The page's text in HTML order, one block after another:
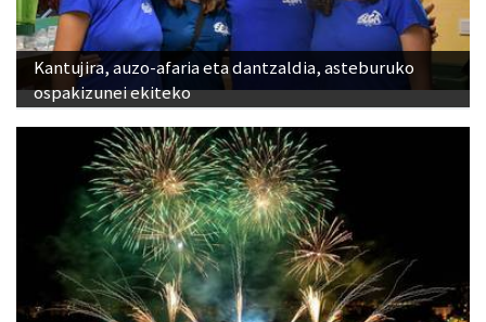
Kantujira, auzo-afaria eta dantzaldia, asteburuko
ospakizunei ekiteko